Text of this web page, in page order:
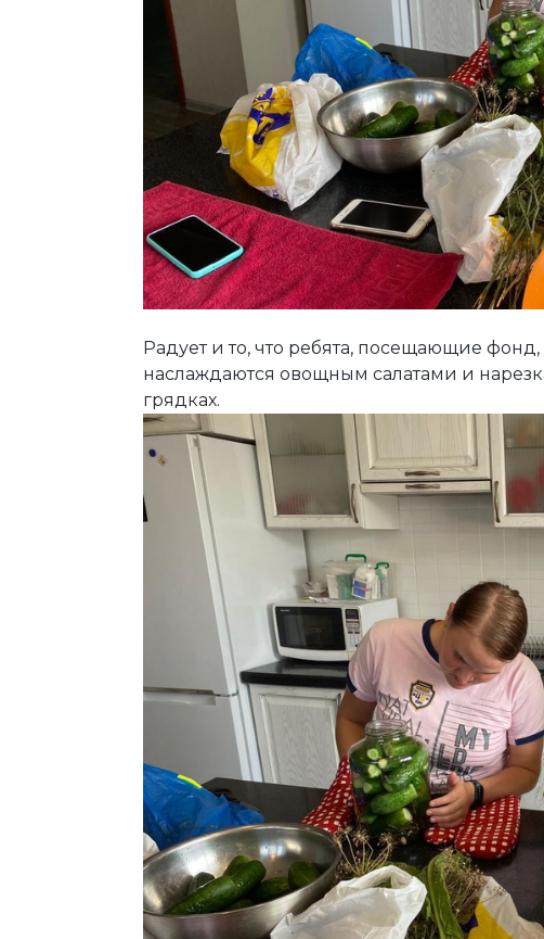
Радует и то, что ребята, посещающие
наслаждаются овощным салатами и
грядках.